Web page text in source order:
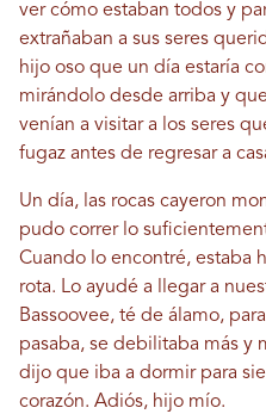
ver cómo estaban todos y
extrañaban a sus seres
hijo oso que un día estaría
mirándolo desde arriba y
venían a visitar a los seres
fugaz antes de regresar a
Un día, las rocas cayeron
pudo correr lo
Cuando lo encontré, estaba
rota. Lo ayudé a llegar a
Bassoovee, té de álamo,
pasaba, se debilitaba más y
dijo que iba a dormir para
corazón. Adiós, hijo mío.